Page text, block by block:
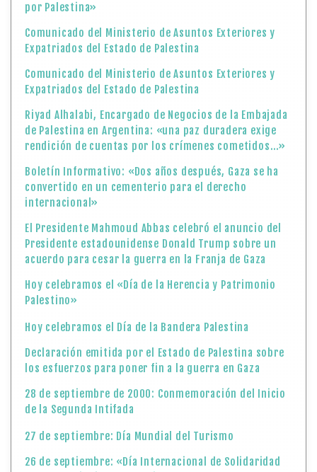
por Palestina»
Comunicado del Ministerio de Asuntos Exteriores y
Expatriados del Estado de Palestina
Comunicado del Ministerio de Asuntos Exteriores y
Expatriados del Estado de Palestina
Riyad Alhalabi, Encargado de Negocios de la Embajada
de Palestina en Argentina: «una paz duradera exige
rendición de cuentas por los crímenes cometidos…»
Boletín Informativo: «Dos años después, Gaza se ha
convertido en un cementerio para el derecho
internacional»
El Presidente Mahmoud Abbas celebró el anuncio del
Presidente estadounidense Donald Trump sobre un
acuerdo para cesar la guerra en la Franja de Gaza
Hoy celebramos el «Día de la Herencia y Patrimonio
Palestino»
Hoy celebramos el Día de la Bandera Palestina
Declaración emitida por el Estado de Palestina sobre
los esfuerzos para poner fin a la guerra en Gaza
28 de septiembre de 2000: Conmemoración del Inicio
de la Segunda Intifada
27 de septiembre: Día Mundial del Turismo
26 de septiembre: «Día Internacional de Solidaridad